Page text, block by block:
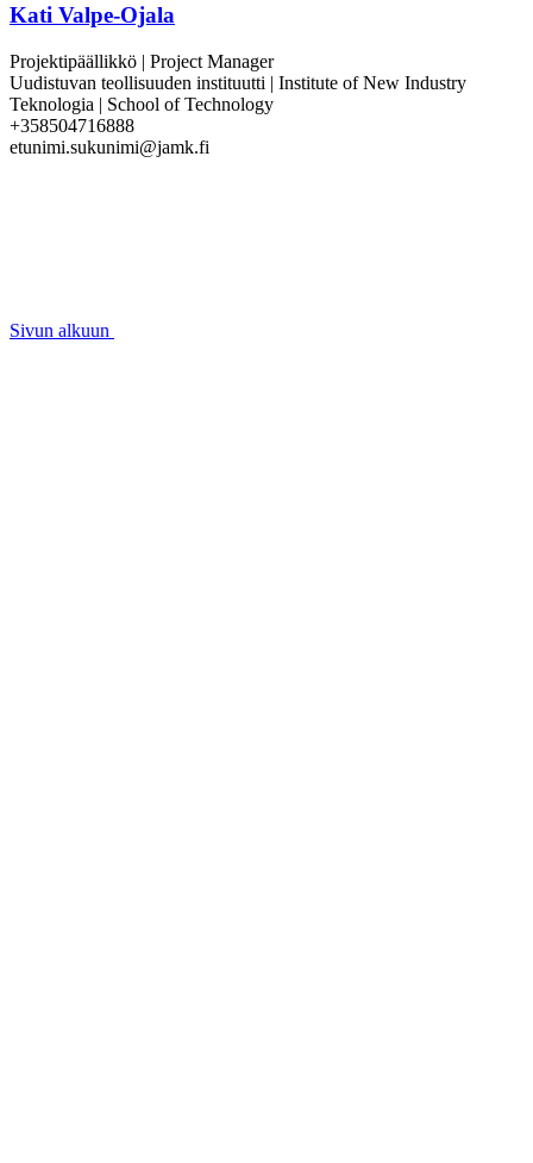
Kati Valpe-Ojala
Projektipäällikkö | Project Manager
Uudistuvan teollisuuden instituutti | Institute of New Industry
Teknologia | School of Technology
+358504716888
etunimi.sukunimi@jamk.fi
Sivun alkuun